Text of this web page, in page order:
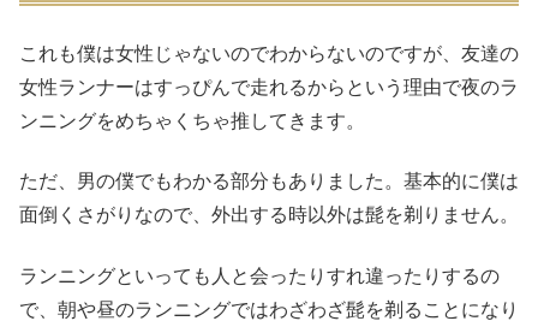
これも僕は女性じゃないのでわからないのですが、友達の
女性ランナーはすっぴんで走れるからという理由で夜のラ
ンニングをめちゃくちゃ推してきます。
ただ、男の僕でもわかる部分もありました。基本的に僕は
面倒くさがりなので、外出する時以外は髭を剃りません。
ランニングといっても人と会ったりすれ違ったりするの
で、朝や昼のランニングではわざわざ髭を剃ることになり